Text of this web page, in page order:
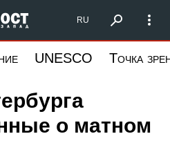
Северо-Запад
RU
UNESCO Точка
о матном